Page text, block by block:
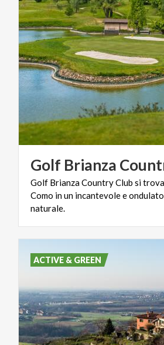
Golf Brianza
Golf Brianza Country Club si
Como in un incantevole e
naturale.
ACTIVE & GREEN